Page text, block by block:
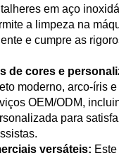
em aço
a limpeza na
e cumpre as
de cores e
moderno, arco-íris
OEM/ODM,
para
versáteis: